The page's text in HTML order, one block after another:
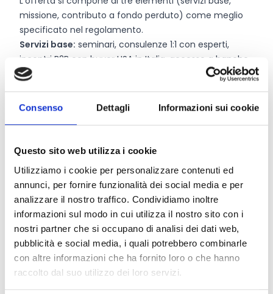
Consenso Dettagli Informazioni sui cookie
Questo sito web utilizza i cookie
Utilizziamo i cookie per personalizzare contenuti ed
annunci, per fornire funzionalità dei social media e per
analizzare il nostro traffico. Condividiamo inoltre
informazioni sul modo in cui utilizza il nostro sito con i
nostri partner che si occupano di analisi dei dati web,
pubblicità e social media, i quali potrebbero combinarle
con altre informazioni che ha fornito loro o che hanno
raccolto dal suo utilizzo dei loro servizi.
missione, contributo a fondo perduto) come meglio
specificato nel regolamento.
Servizi base: seminari, consulenze 1:1 con esperti,
incontri B2B con buyer USA in Italia, accesso a banche
dati del Registro Imprese nazionale, supporto di
un’agenzia media dedicata, per un valore totale ad
impresa in servizi di 15.000,00 Euro (equivalente
di gruppo e individuali con importatori, distributori,
per un valore del servizio gratuito di 5.500,00 Euro
esclusi voli, vitto e alloggio. La partecipazione sarà
facoltativa, previa valutazione della Commissione di
Valutazione, e richiederà un contributo di 1.000,00 Euro.
Contributo a fondo perduto:60% di copertura su
spese di ADV, acquisto/sviluppo software e
macchinari, partecipazione a fiere a supporto della
go-to-market U.S.A, spese di promozione e